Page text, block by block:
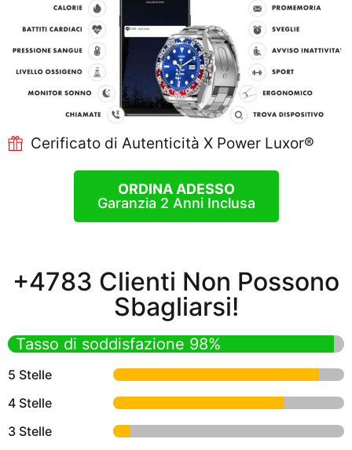
Cerificato di Autenticità X Power Luxor®
ORDINA ADESSO
Garanzia 2 Anni Inclusa
+4783 Clienti Non Possono
Sbagliarsi!
Tasso di soddisfazione 98%
5 Stelle
4 Stelle
3 Stelle